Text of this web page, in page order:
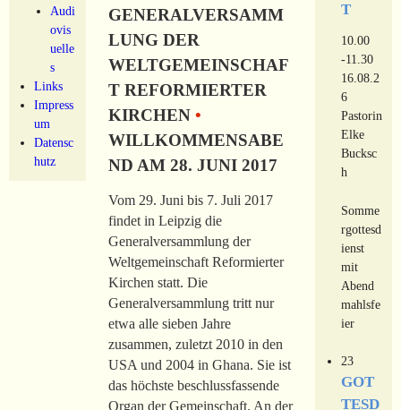
Audi
ovis
uelle
s
Links
Impress
um
Datensc
hutz
GENERALVERSAMM
LUNG DER
WELTGEMEINSCHAF
T REFORMIERTER
KIRCHEN•
WILLKOMMENSABE
ND AM 28. JUNI 2017
Vom 29. Juni bis 7. Juli 2017
findet in Leipzig die
Generalversammlung der
Weltgemeinschaft Reformierter
Kirchen statt. Die
Generalversammlung tritt nur
etwa alle sieben Jahre
zusammen, zuletzt 2010 in den
USA und 2004 in Ghana. Sie ist
das höchste beschlussfassende
Organ der Gemeinschaft. An der
T
10.00
-11.30
16.08.2
6
Pastorin
Elke
Bucksc
h
Somme
rgottesd
ienst
mit
Abend
mahlsfe
ier
23
GOT
TESD